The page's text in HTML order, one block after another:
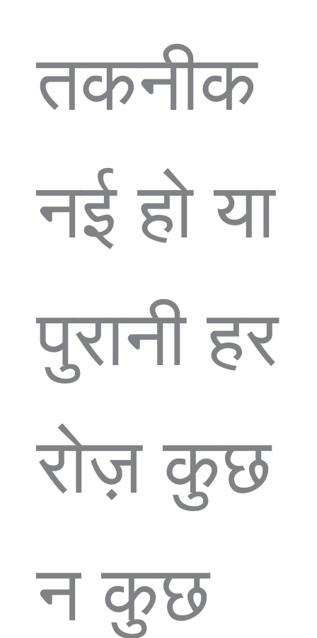
तकनीक
नई हो या
पुरानी हर
रोज़ कुछ
न कुछ